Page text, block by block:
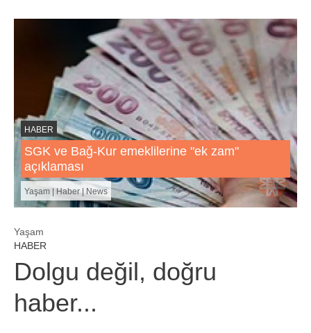
HABER
SGK ve Bağ-Kur emeklilerine "ek zam"
açıklaması
Yaşam | Haber | News
Yaşam
HABER
Dolgu değil, doğru
haber...